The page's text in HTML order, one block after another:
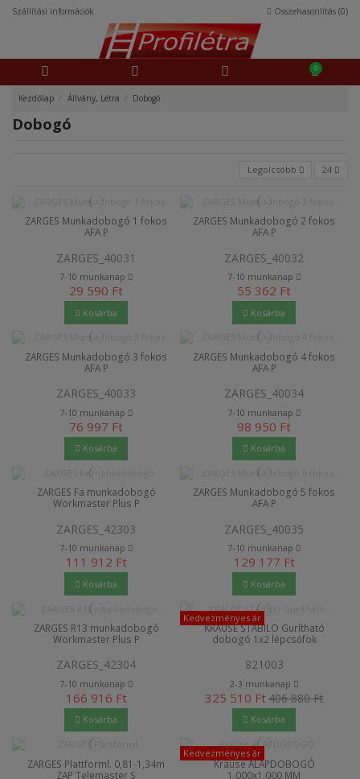
Szállítási információk Összehasonlítás (0)
0
Kezdőlap Állvány, Létra Dobogó
Dobogó
Legolcsóbb 24
ZARGES Munkadobogó 1 fokos
AFA P
ZARGES_40031
7-10 munkanap
29 590 Ft
Kosárba
ZARGES Munkadobogó 2 fokos
AFA P
ZARGES_40032
7-10 munkanap
55 362 Ft
Kosárba
ZARGES Munkadobogó 3 fokos
AFA P
ZARGES_40033
7-10 munkanap
76 997 Ft
Kosárba
ZARGES Munkadobogó 4 fokos
AFA P
ZARGES_40034
7-10 munkanap
98 950 Ft
Kosárba
ZARGES Fa munkadobogó
Workmaster Plus P
ZARGES_42303
7-10 munkanap
111 912 Ft
Kosárba
ZARGES Munkadobogó 5 fokos
AFA P
ZARGES_40035
7-10 munkanap
129 177 Ft
Kosárba
ZARGES R13 munkadobogó
Workmaster Plus P
ZARGES_42304
7-10 munkanap
166 916 Ft
Kosárba
Kedvezményes ár
KRAUSE STABILO Gurítható
dobogó 1x2 lépcsőfok
821003
2-3 munkanap
325 510 Ft406 880 Ft
Kosárba
ZARGES Plattforml. 0,81-1,34m
ZAP Telemaster S
Kedvezményes ár
Krause ALAPDOBOGÓ
1.000x1.000 MM